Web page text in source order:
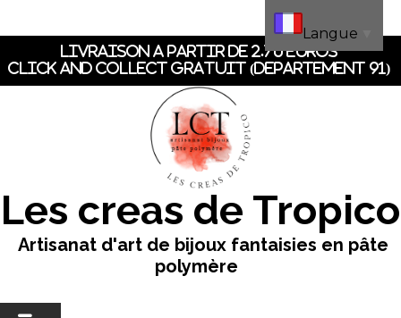
LIVRAISON A PARTIR DE 2.70 EUROS
CLICK AND COLLECT GRATUIT (dEpartement 91)
Les creas de Tropico
Artisanat d'art de bijoux fantaisies en pâte
polymère
Langue